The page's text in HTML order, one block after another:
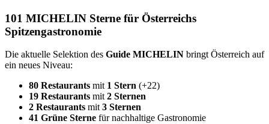
101 MICHELIN Sterne für Österreichs
Spitzengastronomie
Die aktuelle Selektion des Guide MICHELIN bringt Österreich auf
ein neues Niveau:
80 Restaurants mit 1 Stern (+22)
19 Restaurants mit2 Sternen
2 Restaurants mit3 Sternen
41 Grüne Sterne für nachhaltige Gastronomie